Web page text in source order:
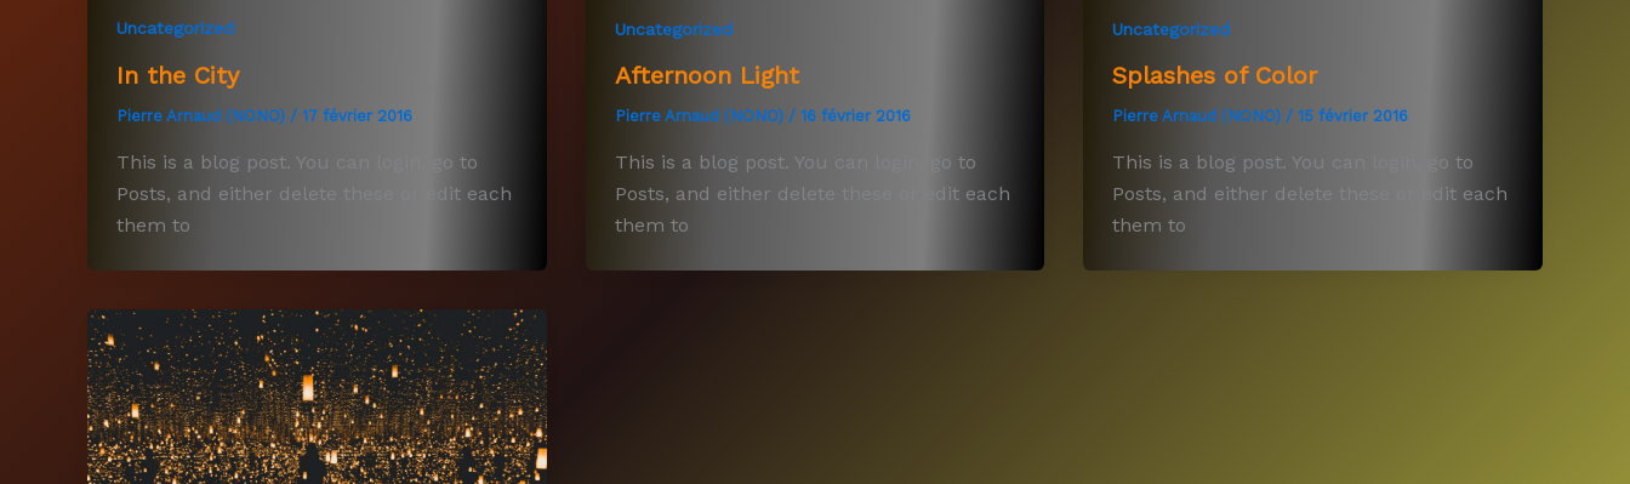
Uncategorized
In the City
Pierre Arnaud (NONO) / 17 février 2016
This is a blog post. You can login, go to
Posts, and either delete these or edit each
them to
Uncategorized
Afternoon Light
Pierre Arnaud (NONO) / 16 février 2016
This is a blog post. You can login, go to
Posts, and either delete these or edit each
them to
Uncategorized
Splashes of Color
Pierre Arnaud (NONO) /15 février 2016
This is a blog post. You can login, go to
Posts, and either delete these or edit each
them to